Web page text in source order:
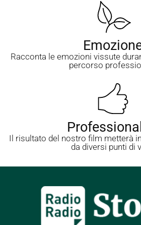
Racconta le emozioni vissute
percorso
Il risultato del nostro film metterà
da diversi punti di